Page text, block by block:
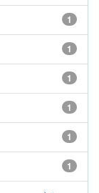
1
1
1
1
1
1